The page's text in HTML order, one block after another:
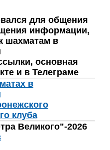
для общения
информации,
шахматам в
основная
и в Телеграме
в
клуба
Великого"-2026